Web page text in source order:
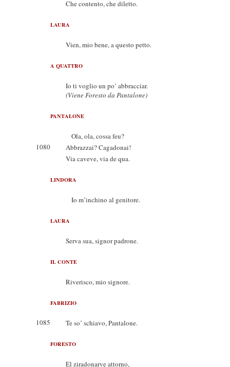
Che contento, che diletto.
LAURA
Vien, mio bene, a questo petto.
A QUATTRO
Io ti voglio un po’ abbracciar.
(Viene Foresto da Pantalone)
PANTALONE
Ola, ola, cossa feu?
1080
Abbrazzai? Cagadonai!
Via caveve, via de qua.
LINDORA
Io m’inchino al genitore.
LAURA
Serva sua, signor padrone.
IL CONTE
Riverisco, mio signore.
FABRIZIO
1085 Te so’ schiavo, Pantalone.
FORESTO
El ziradonarve attorno,